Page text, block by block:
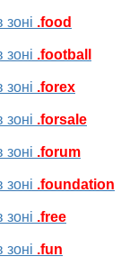
.food
.football
.forex
.forsale
.forum
.foundation
.free
.fun